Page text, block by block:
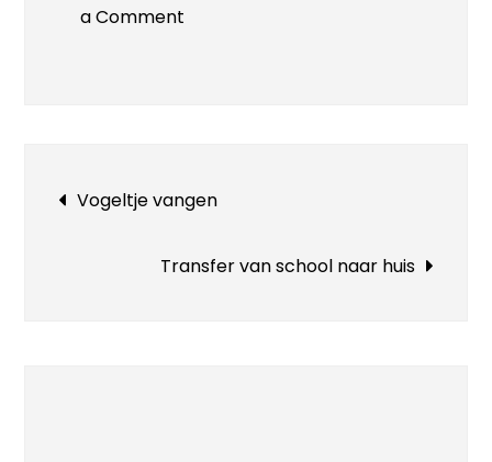
a Comment
Bericht
navigatie
Vogeltje vangen
Transfer van school naar huis